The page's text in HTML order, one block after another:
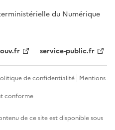
du Numérique
service-public.fr
de confidentialité Mentions
conforme
de ce site est disponible sous